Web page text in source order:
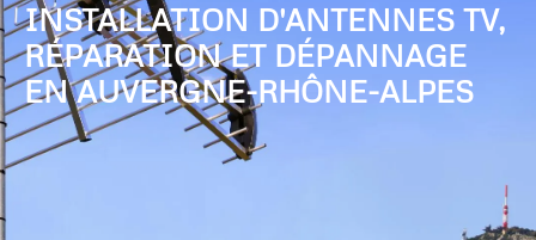
INSTALLATION D'ANTENNES TV,
RÉPARATION ET DÉPANNAGE
EN AUVERGNE-RHÔNE-ALPES